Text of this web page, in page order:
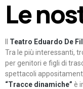
Le
Teatro Eduardo De
Tra le più interessanti,
per genitori e figli di
spettacoli
“Tracce dinamiche” è